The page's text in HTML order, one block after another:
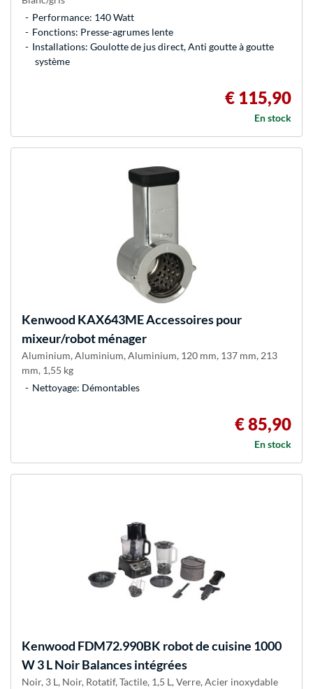
Performance: 140 Watt
Fonctions: Presse-agrumes lente
Installations: Goulotte de jus direct, Anti goutte à goutte
système
€ 115,90
En stock
Kenwood KAX643ME Accessoires pour
mixeur/robot ménager
Aluminium, Aluminium, Aluminium, 120 mm, 137 mm, 213
mm, 1,55 kg
Nettoyage: Démontables
€ 85,90
En stock
Kenwood FDM72.990BK robot de cuisine 1000
W 3 L Noir Balances intégrées
Noir, 3 L, Noir, Rotatif, Tactile, 1,5 L, Verre, Acier inoxydable